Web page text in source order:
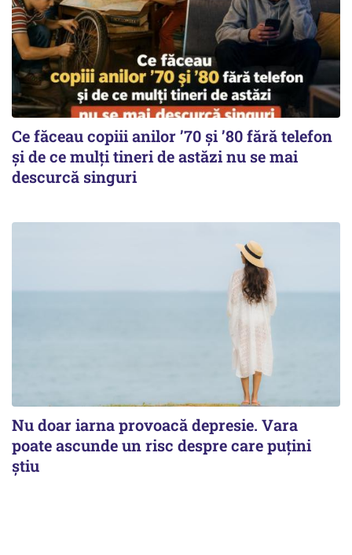
Ce făceau copiii anilor ’70 și ’80 fără telefon
și de ce mulți tineri de astăzi nu se mai
descurcă singuri
Nu doar iarna provoacă depresie. Vara
poate ascunde un risc despre care puțini
știu